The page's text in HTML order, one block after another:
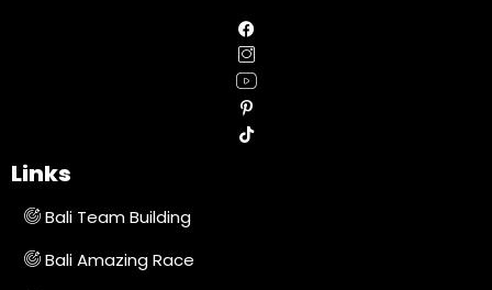
Links
Bali Team Building
Bali Amazing Race